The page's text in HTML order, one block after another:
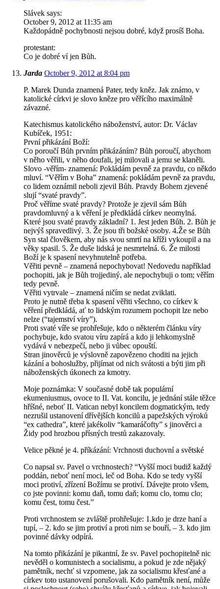
Slávek says:
October 9, 2012 at 11:35 am
Každopádně pochybnosti nejsou dobré, když prosíš Boha.
protestant:
Co je dobré ví jen Bůh.
Jarda October 9, 2012 at 8:04 pm
P. Marek Dunda znamená Pater, tedy kněz. Jak známo, v
katolické církvi je slovo kněze pro věřícího maximálně
závazné.
Katechismus katolického náboženství, autor: Dr. Václav
Kubíček, 1951:
První přikázání Boží:
Co poroučí Bůh prvním přikázáním? Bůh poroučí, abychom
v něho věřili, v něho doufali, jej milovali a jemu se klaněli.
Slovo -věřím- znamená: Pokládám pevně za pravdu, co někdo
mluví. “Věřím v Boha” znamená: pokládám pevně za pravdu,
co lidem oznámil neboli zjevil Bůh. Pravdy Bohem zjevené
slují “svaté pravdy”.
Proč věříme svaté pravdy? Protože je zjevil sám Bůh
pravdomluvný a k věření je předkládá církev neomylná.
Které jsou svaté pravdy základní? 1. Jest jeden Bůh. 2. Bůh je
nejvýš spravedlivý. 3. Že jsou tři božské osoby. 4.Že se Bůh
Syn stal člověkem, aby nás svou smrtí na kříži vykoupil a na
věky spasil. 5. Že duše lidská je nesmrtelná. 6. Že milosti
Boží je k spasení nevyhnutelně potřeba.
Věřiti pevně – znamená nepochybovat! Nedovedu například
pochopiti, jak je Bůh trojjediný, ale nepochybuji o tom; věřím
tedy pevně.
Věřiti vytrvale – znamená ničím se nedat zviklati.
Proto je nutně třeba k spasení věřiti všechno, co církev k
věření předkládá, ať to lidským rozumem pochopit lze nebo
nelze (“tajemství víry”).
Proti svaté víře se prohřešuje, kdo o některém článku víry
pochybuje, kdo svatou víru zapírá a kdo ji lehkomyslně
vydává v nebezpečí, nebo ji vůbec opouští.
Stran jinověrců je výslovně zapovězeno choditi na jejich
kázání a bohoslužby, přijímat od nich svátosti a býti jim při
náboženských úkonech za kmotry.
Moje poznámka: V současné době tak populární
ekumeniusmus, ovoce to II. Vat. koncilu, je jednání stále těžce
hříšné, neboť II. Vatican nebyl koncilem dogmatickým, tedy
nezrušil ustanovení dřívějších koncilů a papežských výroků
“ex cathedra”, které jakékoliv “kamaráčofty” s jinověrci a
Židy pod hrozbou přísných trestů zakazovaly.
Velice pěkné je 4. příkázání: Vrchnosti duchovní a světské
Co napsal sv. Pavel o vrchnostech? “Vyšší moci budiž každý
poddán, neboť není moci, leč od Boha. Kdo se tedy vyšší
moci protiví, zřízení Božímu se protiví. Dávejte proto všem,
co jste povinni: komu daň, tomu daň; komu clo, tomu clo;
komu čest, tomu čest.”
Proti vrchnostem se zvláště prohřešuje: 1.kdo je drze haní a
tupí, – 2. kdo se jim protiví a proti nim se bouří, – 3. kdo jim
povinné dávky odpírá.
Na tomto přikázání je pikantní, že sv. Pavel pochopitelně nic
nevěděl o komunistech a socialismu, a pokud je zde nějaký
pamětník, nechť si vzpomene, jak za socialismu křesťané a
církev toto ustanovení porušovali. Kdo pamětník není, může